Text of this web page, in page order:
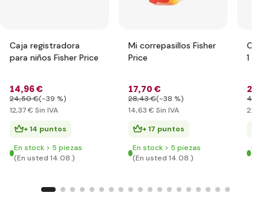
Caja registradora
para niños Fisher Price
14,96 €
24,50 €(-39 %)
12,37 € Sin IVA
+ 14 puntos
En stock > 5 piezas
(En usted 14.08.)
Mi correpasillos Fisher
Price
17,70 €
28,43 €(-38 %)
14,63 € Sin IVA
+ 17 puntos
En stock > 5 piezas
(En usted 14.08.)
1
27
49
22
En
(En